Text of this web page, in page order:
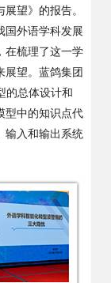
望》的报告。
国外语学科发展
在梳理了这一学
展望。蓝鸽集团
的总体设计和
型中的知识点代
输入和输出系统